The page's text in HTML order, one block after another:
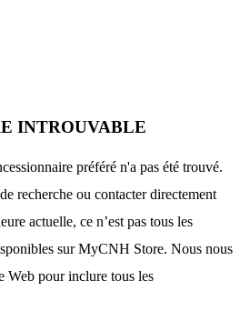
INTROUVABLE
préféré n'a pas été trouvé.
recherche ou contacter directement
actuelle, ce n’est pas tous les
sur MyCNH Store. Nous nous
Web pour inclure tous les